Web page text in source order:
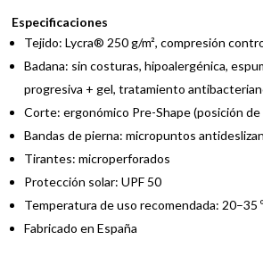
Especificaciones
Tejido: Lycra® 250 g/m², compresión
Badana: sin costuras, hipoalergénica,
progresiva + gel, tratamiento
Corte: ergonómico Pre-Shape (posición de
Bandas de pierna: micropuntos
Tirantes: microperforados
Protección solar: UPF 50
Temperatura de uso recomendada: 20–35
Fabricado en España